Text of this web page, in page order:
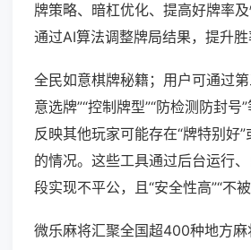
牌策略、暗杠优化、提高好牌率及
通过AI算法调整牌局结果，提升胜
全民如意棋牌秘籍；用户可通过
意选牌”“控制牌型”“防检测防封号
反映其他玩家可能存在“牌特别好”
的情况。这些工具通过后台运行
段实现不平公，且“安全性高”“不被
微乐麻将汇聚全国超400种地方